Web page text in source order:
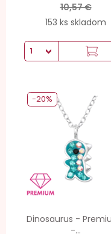
10,57 €
153 ks skladom
Dinosaurus -
-...
-20%